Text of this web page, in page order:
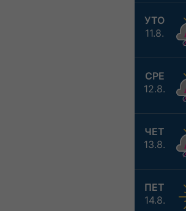
УТО
11.8.
СРЕ
12.8.
ЧЕТ
13.8.
ПЕТ
14.8.